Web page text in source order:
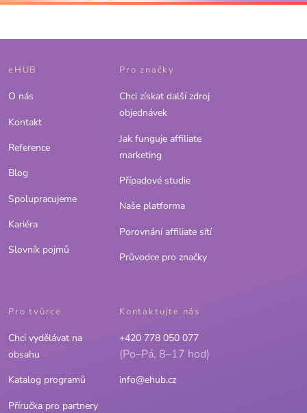
eHUB
O nás
Kontakt
Reference
Blog
Spolupracujeme
Kariéra
Slovník pojmů
Pro značky
Chci získat další zdroj
objednávek
Jak funguje affiliate
marketing
Případové studie
Naše platforma
Porovnání affiliate sítí
Průvodce pro značky
Pro tvůrce
Chci vydělávat na
obsahu
Katalog programů
Příručka pro partnery
Kontaktujte nás
+420 778 050 077
(Po–Pá, 8–17 hod)
info@ehub.cz